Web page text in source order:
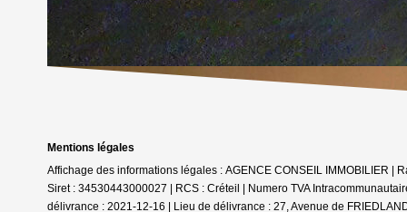
Mentions légales
Affichage des informations légales : AGENCE CONSEIL IMMOBILIER |
Siret : 34530443000027 | RCS : Créteil | Numero TVA
délivrance : 2021-12-16 | Lieu de délivrance : 27, Avenue de